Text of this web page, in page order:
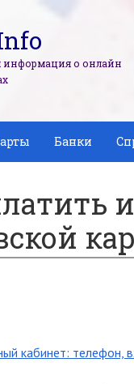
информация о онлайн
Банки
кабинет: телефон,